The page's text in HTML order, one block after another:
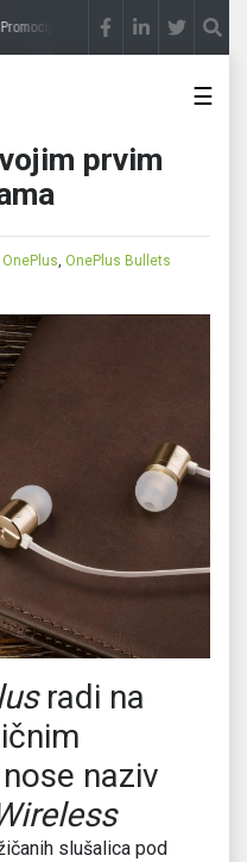
potencijal pretvara u destinaciju
☰
prvim
OnePlus, OnePlus Bullets
radi na
naziv
slušalica pod